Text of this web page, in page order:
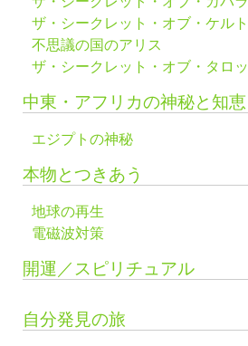
ザ・シークレット・オブ・ケルト
不思議の国のアリス
ザ・シークレット・オブ・タロ
中東・アフリカの神秘と知恵
エジプトの神秘
本物とつきあう
地球の再生
電磁波対策
開運／スピリチュアル
自分発見の旅